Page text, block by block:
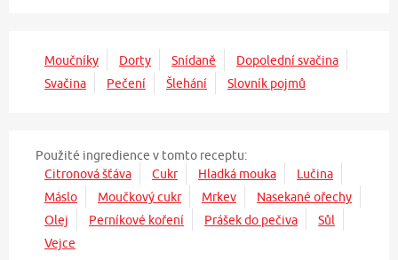
Moučníky Dorty Snídaně
Dopolední svačina
Svačina
Pečení Šlehání Slovník pojmů
Použité ingredience v tomto receptu:
Citronová šťáva
Cukr Hladká mouka
Lučina
Máslo
Moučkový cukr Mrkev
Nasekané ořechy
Olej
Perníkové koření Prášek do pečiva
Sůl
Vejce